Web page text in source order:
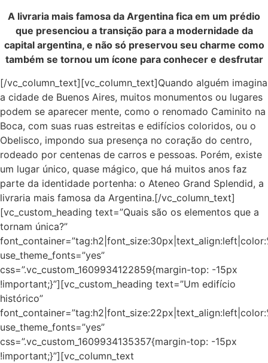
A livraria mais famosa da Argentina fica em um prédio
que presenciou a transição para a modernidade da
capital argentina, e não só preservou seu charme como
também se tornou um ícone para conhecer e desfrutar
[/vc_column_text][vc_column_text]Quando alguém imagina
a cidade de Buenos Aires, muitos monumentos ou lugares
podem se aparecer mente, como o renomado Caminito na
Boca, com suas ruas estreitas e edifícios coloridos, ou o
Obelisco, impondo sua presença no coração do centro,
rodeado por centenas de carros e pessoas. Porém, existe
um lugar único, quase mágico, que há muitos anos faz
parte da identidade portenha: o Ateneo Grand Splendid, a
livraria mais famosa da Argentina.[/vc_column_text]
[vc_custom_heading text=”Quais são os elementos que a
tornam única?”
use_theme_fonts=”yes”
css=”.vc_custom_1609934122859{margin-top: -15px
!important;}”][vc_custom_heading text=”Um edifício
histórico”
use_theme_fonts=”yes”
css=”.vc_custom_1609934135357{margin-top: -15px
!important;}”][vc_column_text